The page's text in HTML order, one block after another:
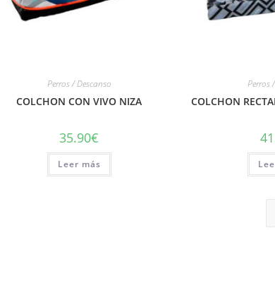
Perros / Descanso
COLCHON CON VIVO NIZA
35.90€
Leer más
Perros
COLCHON